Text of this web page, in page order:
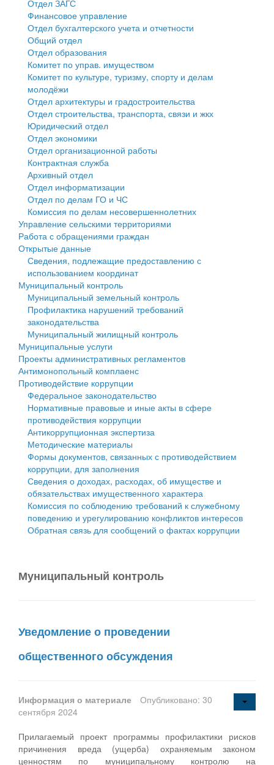
Государственные услуги
Промышленность и АПК
Экономика и бизнес
Символика
Устав
Гостям округа
Туризм
Культура
Образование
Здравоохранение
Социальная защита
Фотоальбом
муниципального округа Тверской области
Администрация Кашинского муниципального округа
Тверской области
Управление сельскими территориями
Открытые данные
Работа с обращениями граждан
Муниципальный контроль
Муниципальные услуги
Проекты административных регламентов
Антимонопольный комплаенс
Противодействие коррупции
Финансовое управление
Бюджет для граждан
Имущество
Выявление правообладателей ранее учтенных
объектов недвижимости
Имущественная поддержка субъектов малого и
среднего предпринимательства
Информационная поддержка субъектов малого и
среднего предпринимательства
Муниципальные программы
Контрольно-счетная палата
Персональные данные
Оценка регулирующего воздействия
Деятельность МУ
Нормативы градостроительного проектирования
Правила землепользования и застройки
Генеральные планы
Проекты планировки территории
Собрание депутатов
Городское поселение
Сельские поселения
Отдел ЗАГС
Финансовое управление
Отдел бухгалтерского учета и отчетности
Общий отдел
Отдел образования
Комитет по управ. имуществом
Комитет по культуре, туризму, спорту и делам
молодёжи
Отдел архитектуры и градостроительства
Отдел строительства, транспорта, связи и жкх
Юридический отдел
Отдел экономики
Отдел организационной работы
Контрактная служба
Архивный отдел
Отдел информатизации
Отдел по делам ГО и ЧС
Комиссия по делам несовершеннолетних
Управление сельскими территориями
Работа с обращениями граждан
Открытые данные
Сведения, подлежащие предоставлению с
использованием координат
Муниципальный контроль
Муниципальный земельный контроль
Профилактика нарушений требований
законодательства
Муниципальный жилищный контроль
Муниципальные услуги
Проекты административных регламентов
Антимонопольный комплаенс
Противодействие коррупции
Федеральное законодательство
Нормативные правовые и иные акты в сфере
противодействия коррупции
Антикоррупционная экспертиза
Методические материалы
Формы документов, связанных с противодействием
коррупции, для заполнения
Сведения о доходах, расходах, об имуществе и
обязательствах имущественного характера
Комиссия по соблюдению требований к служебному
поведению и урегулированию конфликтов интересов
Обратная связь для сообщений о фактах коррупции
Муниципальный контроль
Уведомление о проведении
общественного обсуждения
Информация о материале
Опубликовано: 30
сентября 2024
Прилагаемый проект программы профилактики рисков
причинения вреда (ущерба) охраняемым законом
ценностям по муниципальному контролю на